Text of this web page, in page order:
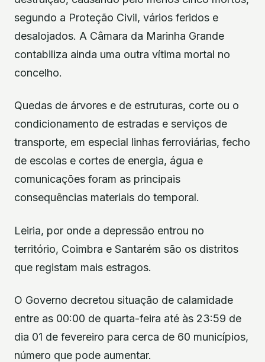
segundo a Proteção Civil, vários feridos e
desalojados. A Câmara da Marinha Grande
contabiliza ainda uma outra vítima mortal no
concelho.
Quedas de árvores e de estruturas, corte ou o
condicionamento de estradas e serviços de
transporte, em especial linhas ferroviárias, fecho
de escolas e cortes de energia, água e
comunicações foram as principais
consequências materiais do temporal.
Leiria, por onde a depressão entrou no
território, Coimbra e Santarém são os distritos
que registam mais estragos.
O Governo decretou situação de calamidade
entre as 00:00 de quarta-feira até às 23:59 de
dia 01 de fevereiro para cerca de 60 municípios,
número que pode aumentar.